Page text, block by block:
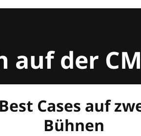
der
Best Cases auf
Bühnen